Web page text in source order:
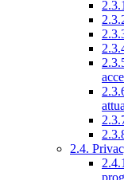
2.4.